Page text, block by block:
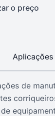
o preço
Aplicações
de